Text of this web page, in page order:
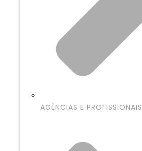
AGÊNCIAS E PROFISSIONAIS